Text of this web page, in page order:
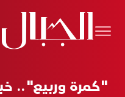
"كمرة وربيع"..